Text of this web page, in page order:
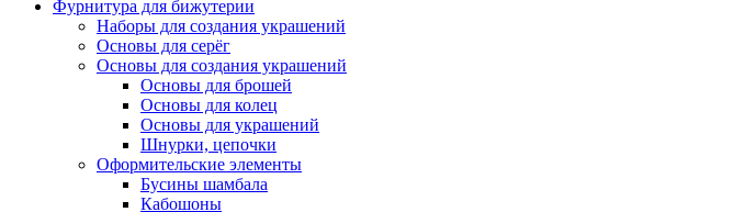
Фурнитура для бижутерии
Наборы для создания украшений
Основы для серёг
Основы для создания украшений
Основы для брошей
Основы для колец
Основы для украшений
Шнурки, цепочки
Оформительские элементы
Бусины шамбала
Кабошоны